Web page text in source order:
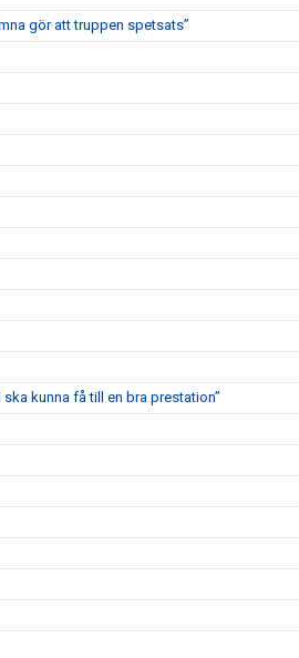
gör att truppen spetsats”
kunna få till en bra prestation”